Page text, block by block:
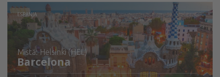
ESPANJA
mistä: Helsinki (HEL)
Barcelona